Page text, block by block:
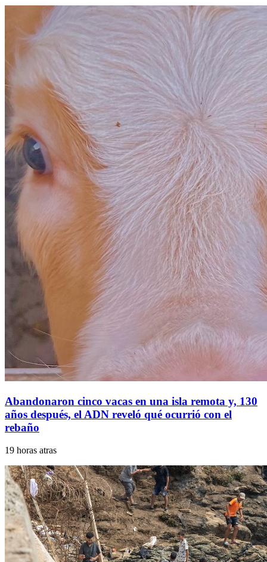
Abandonaron cinco vacas en una isla remota y, 130
años después, el ADN reveló qué ocurrió con el
rebaño
19 horas atras